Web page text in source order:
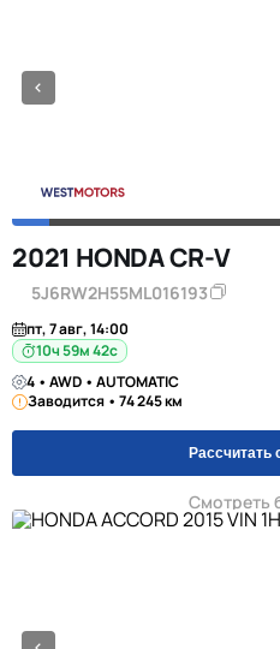
2021 HONDA CR-V
5J6RW2H55ML016193
пт, 7 авг, 14:00
10ч 59м 42с
4 • AWD • AUTOMATIC
Заводится • 74 245 км
Рассчитать
Смотреть